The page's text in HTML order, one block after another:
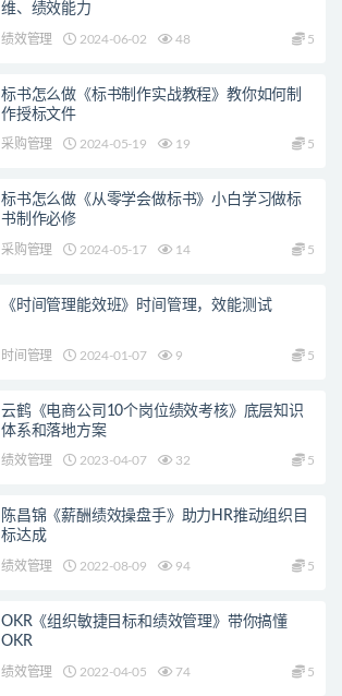
维、绩效能力
绩效管理 2024-06-02 48 5
标书怎么做《标书制作实战教程》教你如何制
作授标文件
采购管理 2024-05-19 19 5
标书怎么做《从零学会做标书》小白学习做标
书制作必修
采购管理 2024-05-17 14 5
《时间管理能效班》时间管理，效能测试
时间管理 2024-01-07 9 5
云鹤《电商公司10个岗位绩效考核》底层知识
体系和落地方案
绩效管理 2023-04-07 32 5
陈昌锦《薪酬绩效操盘手》助力HR推动组织目
标达成
绩效管理 2022-08-09 94 5
OKR《组织敏捷目标和绩效管理》带你搞懂
OKR
绩效管理 2022-04-05 74 5